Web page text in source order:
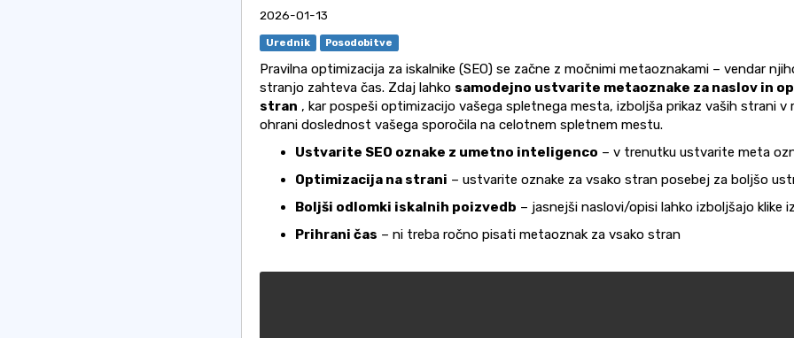
2026-01-13
Urednik Posodobitve
Pravilna optimizacija za iskalnike (SEO) se začne z močnimi metaoznakami – vendar
stranjo zahteva čas. Zdaj lahko samodejno ustvarite metaoznake za naslov in
stran , kar pospeši optimizacijo vašega spletnega mesta, izboljša prikaz vaših strani v
ohrani doslednost vašega sporočila na celotnem spletnem mestu.
Ustvarite SEO oznake z umetno inteligenco – v trenutku ustvarite meta
Optimizacija na strani – ustvarite oznake za vsako stran posebej za boljšo
Boljši odlomki iskalnih poizvedb – jasnejši naslovi/opisi lahko izboljšajo klike
Prihrani čas – ni treba ročno pisati metaoznak za vsako stran